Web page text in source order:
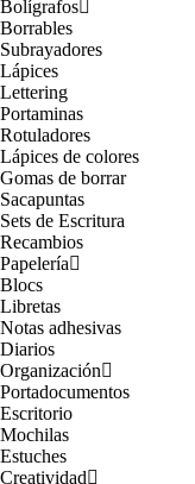
Bolígrafos
Borrables
Subrayadores
Lápices
Lettering
Portaminas
Rotuladores
Lápices de colores
Gomas de borrar
Sacapuntas
Sets de Escritura
Recambios
Papelería
Blocs
Libretas
Notas adhesivas
Diarios
Organización
Portadocumentos
Escritorio
Mochilas
Estuches
Creatividad